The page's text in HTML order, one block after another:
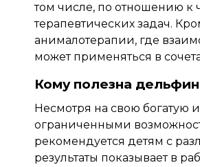
том числе, по отношению к
терапевтических задач.
анималотерапии, где
может применяться в
Кому полезна
Несмотря на свою богатую
ограниченными
рекомендуется детям с
результаты показывает в